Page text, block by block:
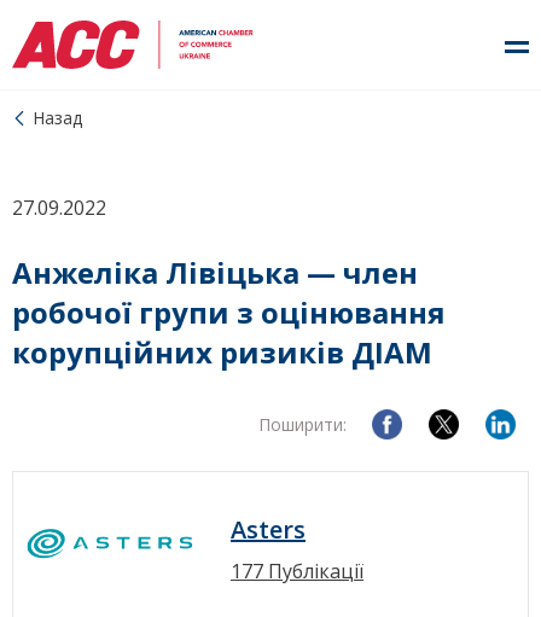
Назад
27.09.2022
Анжеліка Лівіцька — член
робочої групи з оцінювання
корупційних ризиків ДІАМ
Поширити:
Asters
177 Публікації